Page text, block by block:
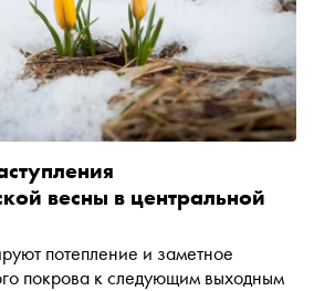
весны в центральной
потепление и заметное
покрова к следующим выходным